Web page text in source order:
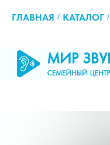
ГЛАВНАЯ / КАТАЛОГ /